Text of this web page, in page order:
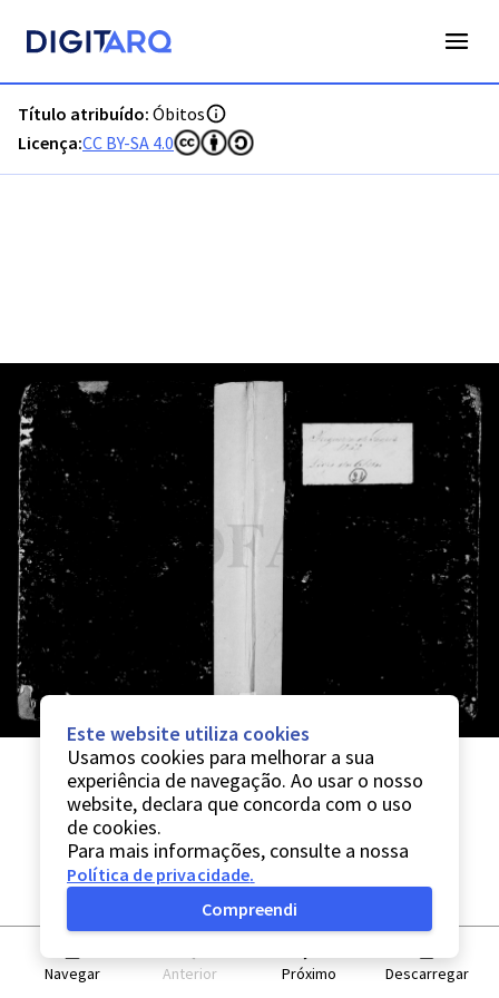
Título atribuído: Óbitos
Licença:CC BY-SA 4.0
Navegar Anterior Próximo Descarregar
Este website utiliza cookies
Usamos cookies para melhorar a sua
experiência de navegação. Ao usar o nosso
website, declara que concorda com o uso
de cookies.
Para mais informações, consulte a nossa
Política de privacidade.
Compreendi